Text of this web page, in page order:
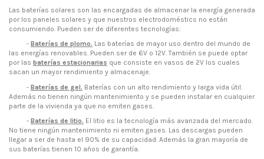
Las baterías solares son las encargadas de almacenar la energía generada
por los paneles solares y que nuestros electrodoméstics no están
consumiendo. Pueden ser de diferentes tecnologías:
- Baterías de plomo. Las baterías de mayor uso dentro del mundo de
las energías renovables. Pueden ser de 6V o 12V. También se puede optar
por las baterías estacionarias que consiste en vasos de 2V los cuales
sacan un mayor rendimiento y almacenaje.
- Baterías de gel. Baterías con un alto rendimiento y larga vida útil.
Además no tienen ningún mantenimiento y se pueden instalar en cualquier
parte de la vivienda ya que no emiten gases.
- Baterías de litio. El litio es la tecnología más avanzada del mercado.
No tiene ningún mantenimiento ni emiten gases. Las descargas pueden
llegar a ser de hasta el 90% de su capacidad. Además la gran mayoría de
sus baterías tienen 10 años de garantía.